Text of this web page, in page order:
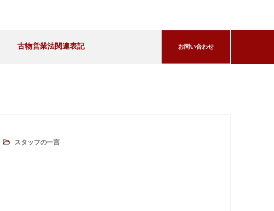
お問い合わせ
古物営業法関連表記
スタッフの一言